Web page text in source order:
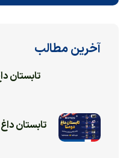
آخرین مطالب
تابستان
تابستان